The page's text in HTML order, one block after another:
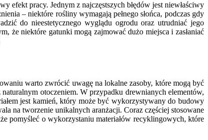
efekt pracy. Jednym z najczęstszych błędów jest niewłaściwy
– niektóre rośliny wymagają pełnego słońca, podczas gdy
do nieestetycznego wyglądu ogrodu oraz utrudniać jego
że niektóre gatunki mogą zajmować dużo miejsca i zasłaniać
warto zwrócić uwagę na lokalne zasoby, które mogą być
otoczeniem. W przypadku drewnianych elementów,
jest kamień, który może być wykorzystywany do budowy
na tworzenie unikalnych aranżacji. Coraz częściej stosowane
pomyśleć o wykorzystaniu materiałów recyklingowych, które